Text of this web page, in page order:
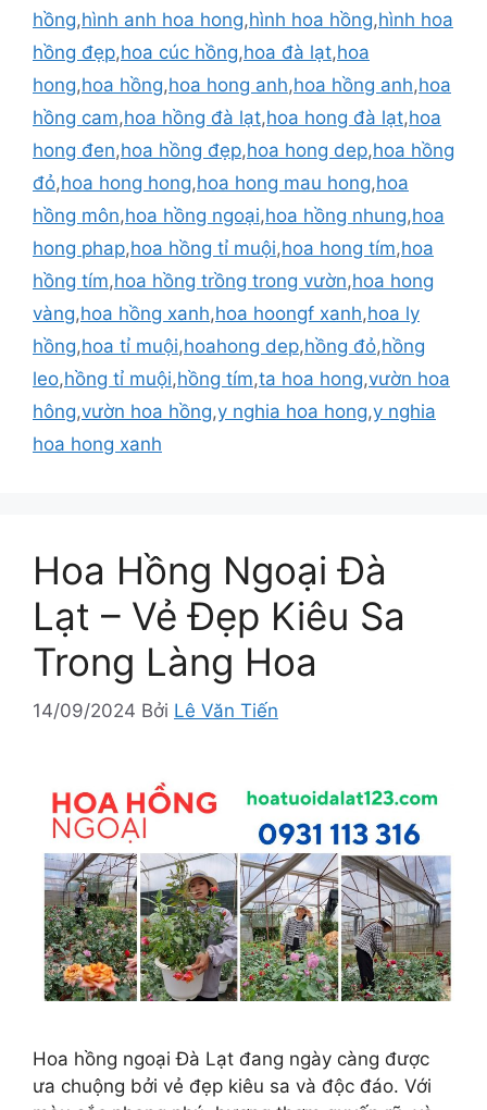
hồng,hình anh hoa hong,hình hoa hồng,hình hoa
hồng đẹp,hoa cúc hồng,hoa đà lạt,hoa
hong,hoa hồng,hoa hong anh,hoa hồng anh,hoa
hồng cam,hoa hồng đà lạt,hoa hong đà lạt,hoa
hong đen,hoa hồng đẹp,hoa hong dep,hoa hồng
đỏ,hoa hong hong,hoa hong mau hong,hoa
hồng môn,hoa hồng ngoại,hoa hồng nhung,hoa
hong phap,hoa hồng tỉ muội,hoa hong tím,hoa
hồng tím,hoa hồng trồng trong vườn,hoa hong
vàng,hoa hồng xanh,hoa hoongf xanh,hoa ly
hồng,hoa tỉ muội,hoahong dep,hồng đỏ,hồng
leo,hồng tỉ muội,hồng tím,ta hoa hong,vườn hoa
hông,vườn hoa hồng,y nghia hoa hong,y nghia
hoa hong xanh
Hoa Hồng Ngoại Đà
Lạt – Vẻ Đẹp Kiêu Sa
Trong Làng Hoa
14/09/2024 Bởi Lê Văn Tiến
Hoa hồng ngoại Đà Lạt đang ngày càng được
ưa chuộng bởi vẻ đẹp kiêu sa và độc đáo. Với